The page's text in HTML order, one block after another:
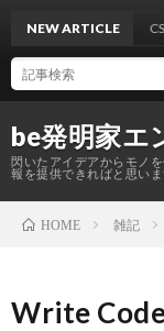
be発明家エ
閃いたアイデアからモノ
報を提供できればと思いま
NEW ARTICLECSVフ
HOME 雑記
Write